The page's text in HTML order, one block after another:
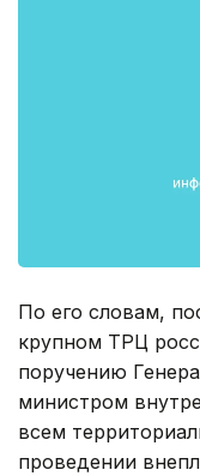
По его словам,
крупном ТРЦ
поручению
министром
всем
проведении